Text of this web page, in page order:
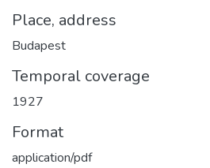
Place, address
Budapest
Temporal coverage
1927
Format
application/pdf